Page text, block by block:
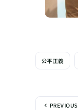
公平正義
PREVIOUS